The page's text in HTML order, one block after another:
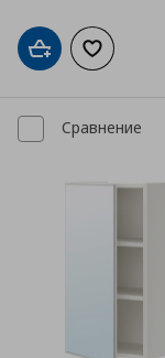
Добави вДобави
Сравнение